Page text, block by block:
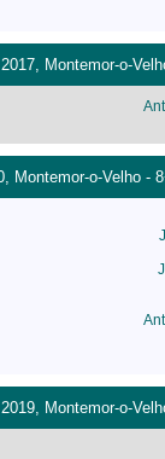
Montemor-o-
Montemor-o-Velho -
Montemor-o-